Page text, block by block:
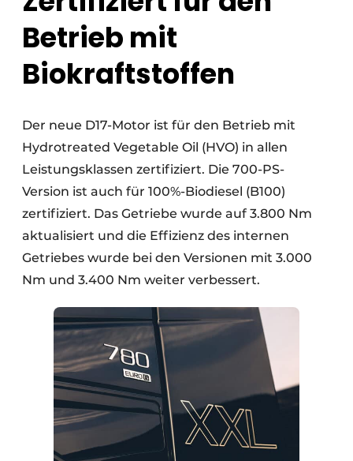
Betrieb mit
Biokraftstoffen
Der neue D17-Motor ist für den Betrieb mit
Hydrotreated Vegetable Oil (HVO) in allen
Leistungsklassen zertifiziert. Die 700-PS-
Version ist auch für 100%-Biodiesel (B100)
zertifiziert. Das Getriebe wurde auf 3.800 Nm
aktualisiert und die Effizienz des internen
Getriebes wurde bei den Versionen mit 3.000
Nm und 3.400 Nm weiter verbessert.